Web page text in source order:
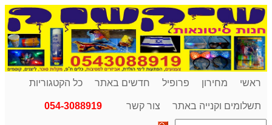
ראשי מחירון פרופיל חדשים באתר כל הקטגוריות
תשלומים וקנייה באתר צור קשר 054-3088919